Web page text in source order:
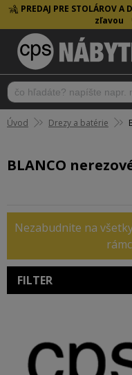
PREDAJ PRE STOLÁROV A
zľavou
Úvod Drezy a batérie
BLANCO
Nezabudnite na
FILTER